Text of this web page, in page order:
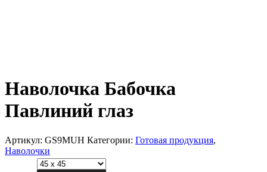
Наволочка Бабочка
Павлиний глаз
Артикул: GS9MUH Категории: Готовая продукция,
Наволочки